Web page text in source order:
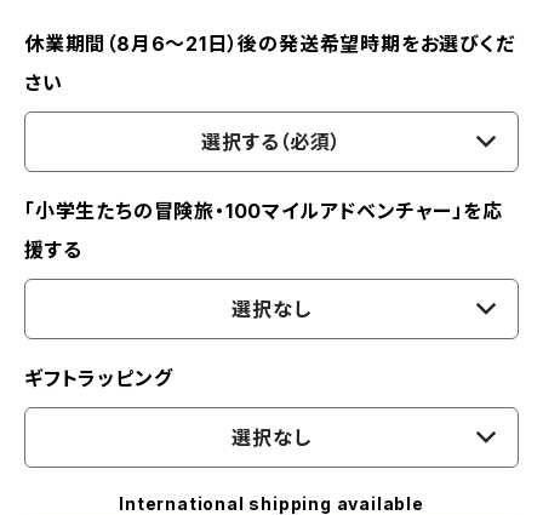
休業期間（8月6〜21日）後の発送希望時期をお選びくだ
さい
選択する（必須）
「小学生たちの冒険旅・100マイルアドベンチャー」を応
援する
選択なし
ギフトラッピング
選択なし
International shipping available